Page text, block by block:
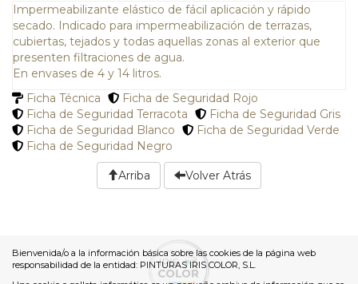
Impermeabilizante elástico de fácil aplicación y rápido
secado. Indicado para impermeabilización de terrazas,
cubiertas, tejados y todas aquellas zonas al exterior que
presenten filtraciones de agua.
En envases de 4 y 14 litros.
Ficha Técnica
Ficha de Seguridad Rojo
Ficha de Seguridad Terracota
Ficha de Seguridad Gris
Ficha de Seguridad Blanco
Ficha de Seguridad Verde
Ficha de Seguridad Negro
Arriba Volver Atrás
Bienvenida/o a la información básica sobre las cookies de la página web
responsabilidad de la entidad: PINTURAS IRIS COLOR, S.L.